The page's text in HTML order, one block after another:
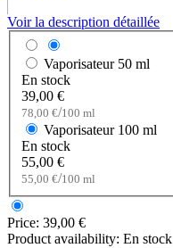
Voir la description détaillée
Vaporisateur 50 ml
En stock
39,00 €
78,00 €/100 ml
Vaporisateur 100 ml
En stock
55,00 €
55,00 €/100 ml
Price: 39,00 €
Product availability: En stock